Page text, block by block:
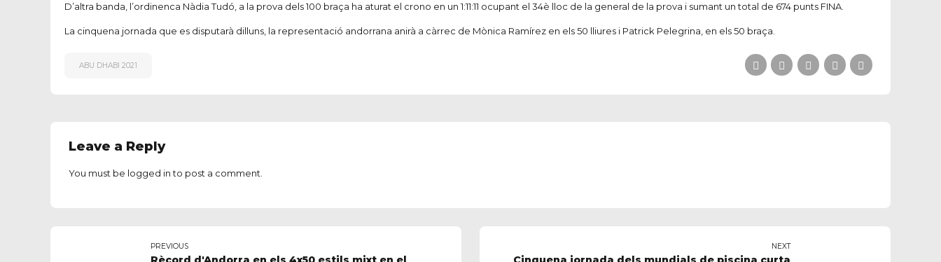
D’altra banda, l’ordinenca Nàdia Tudó, a la prova dels 100 braça ha aturat el crono en un 1:11:11 ocupant el 34è lloc de la general de la prova i sumant un total de 674 punts FINA.
La cinquena jornada que es disputarà dilluns, la representació andorrana anirà a càrrec de Mònica Ramírez en els 50 lliures i Patrick Pelegrina, en els50 braça.
ABU DHABI 2021
Leave a Reply
You must be logged into post a comment.
PREVIOUS NEXT